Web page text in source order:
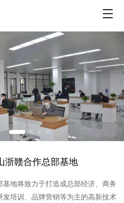
T
g
e
n
v
i
a
浙赣合作总部基地
基地将致力于打造成总部经济、商务
发培训、品牌营销等为主的高新技术